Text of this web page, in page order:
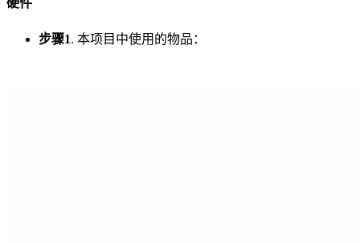
硬件
步骤1. 本项目中使用的物品：